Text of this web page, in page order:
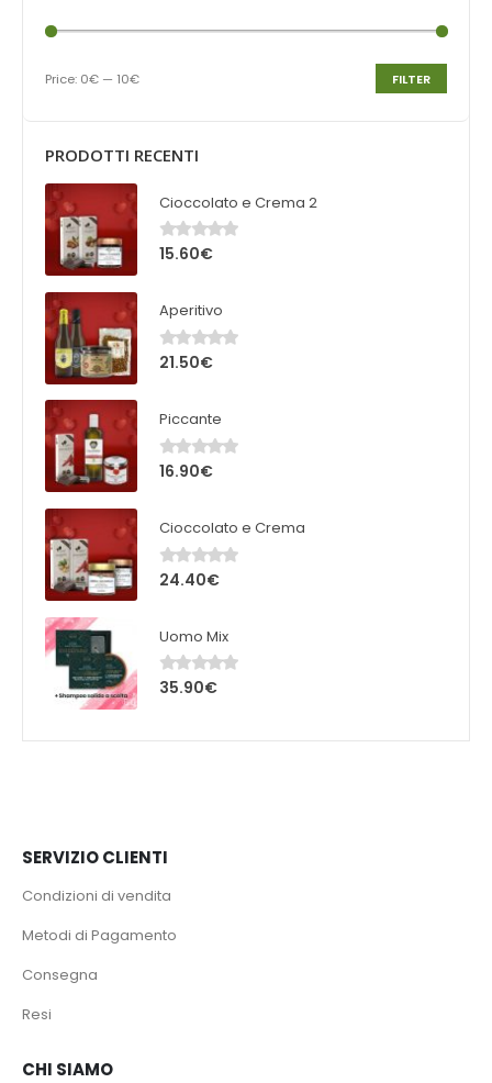
FILTER
Price: 0€ — 10€
PRODOTTI RECENTI
Cioccolato e Crema 2
0out of 5
15.60€
Aperitivo
0out of 5
21.50€
Piccante
0out of 5
16.90€
Cioccolato e Crema
0out of 5
24.40€
Uomo Mix
0out of 5
35.90€
SERVIZIO CLIENTI
Condizioni di vendita
Metodi di Pagamento
Consegna
Resi
CHI SIAMO